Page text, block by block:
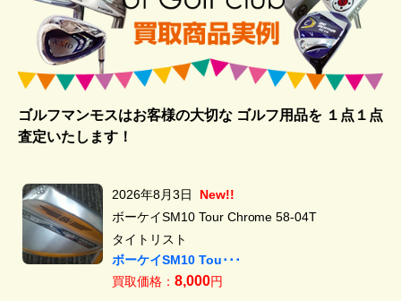
ゴルフマンモスはお客様の大切な ゴルフ用品を１点１点
査定いたします！
2026年8月3日
New!!
ボーケイSM10 Tour Chrome 58-04T
タイトリスト
ボーケイSM10 Tou･･･
買取価格： 8,000円